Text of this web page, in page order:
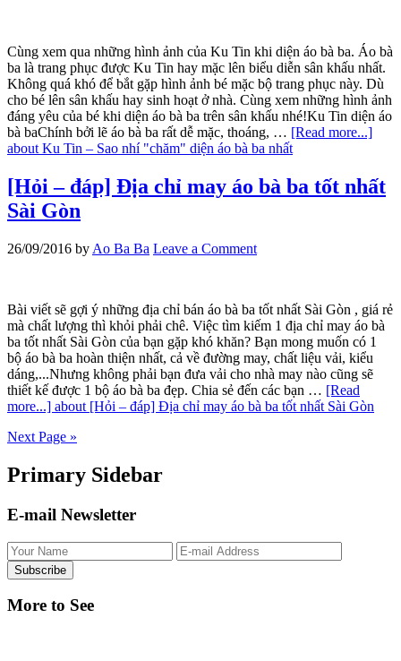
Cùng xem qua những hình ảnh của Ku Tin khi diện áo bà ba. Áo bà
ba là trang phục được Ku Tin hay mặc lên biểu diễn sân khấu nhất.
Không quá khó để bắt gặp hình ảnh bé mặc bộ trang phục này. Dù
cho bé lên sân khấu hay sinh hoạt ở nhà. Cùng xem những hình ảnh
đáng yêu của bé khi diện áo bà ba trên sân khấu nhé!Ku Tin diện áo
bà baChính bởi lẽ áo bà ba rất dễ mặc, thoáng, … [Read more...]
about Ku Tin – Sao nhí "chăm" diện áo bà ba nhất
[Hỏi – đáp] Địa chỉ may áo bà ba tốt nhất
Sài Gòn
26/09/2016 by Ao Ba Ba Leave a Comment
Bài viết sẽ gợi ý những địa chỉ bán áo bà ba tốt nhất Sài Gòn , giá rẻ
mà chất lượng thì khỏi phải chê. Việc tìm kiếm 1 địa chỉ may áo bà
ba tốt nhất Sài Gòn của bạn gặp khó khăn? Bạn mong muốn có 1
bộ áo bà ba hoàn thiện nhất, cả về đường may, chất liệu vải, kiểu
dáng,...Nhưng không phải bạn đưa vải cho nhà may nào cũng sẽ
thiết kế được 1 bộ áo bà ba đẹp. Chia sẻ đến các bạn … [Read
more...] about [Hỏi – đáp] Địa chỉ may áo bà ba tốt nhất Sài Gòn
Next Page »
Primary Sidebar
E-mail Newsletter
More to See